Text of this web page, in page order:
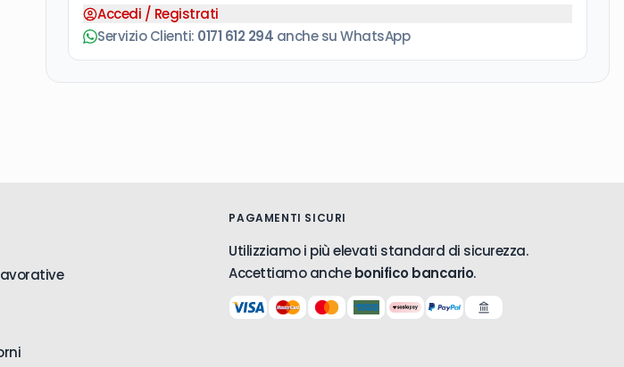
Accedi / Registrati
Servizio Clienti: 0171 612 294 anche su WhatsApp
PAGAMENTI SICURI
Utilizziamo i più elevati standard di sicurezza.
Accettiamo anchebonifico bancario.